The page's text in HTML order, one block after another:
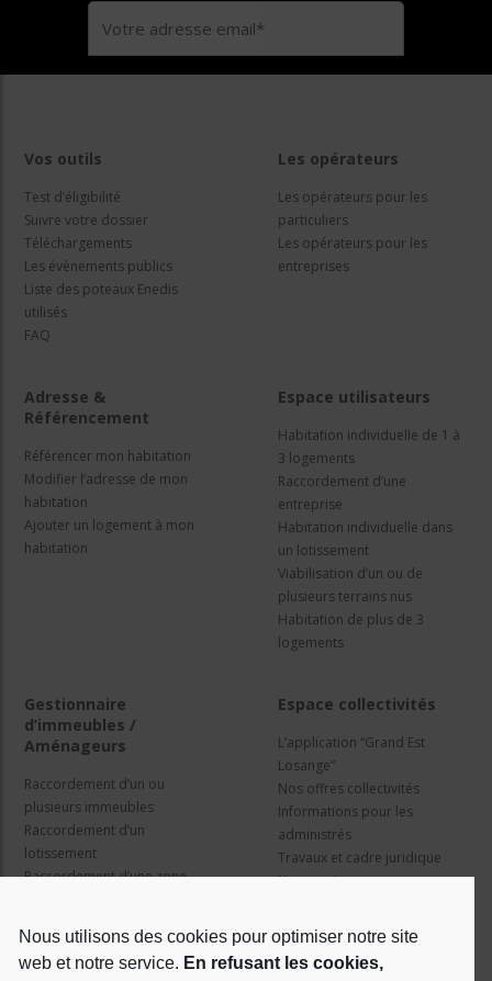
Nous utilisons des cookies pour optimiser notre site
web et notre service. En refusant les cookies,
Vos outils
Test d’éligibilité
Suivre votre dossier
Téléchargements
Les évènements publics
Liste des poteaux Enedis
utilisés
FAQ
Les opérateurs
Les opérateurs pour les
particuliers
Les opérateurs pour les
entreprises
Adresse &
Référencement
Référencer mon habitation
Modifier l’adresse de mon
habitation
Ajouter un logement à mon
habitation
Espace utilisateurs
Habitation individuelle de 1 à
3 logements
Raccordement d’une
entreprise
Habitation individuelle dans
un lotissement
Viabilisation d’un ou de
plusieurs terrains nus
Habitation de plus de 3
logements
Gestionnaire
d’immeubles /
Aménageurs
Raccordement d’un ou
plusieurs immeubles
Raccordement d’un
lotissement
Raccordement d’une zone
Espace collectivités
L’application “Grand Est
Losange”
Nos offres collectivités
Informations pour les
administrés
Travaux et cadre juridique
Nos services